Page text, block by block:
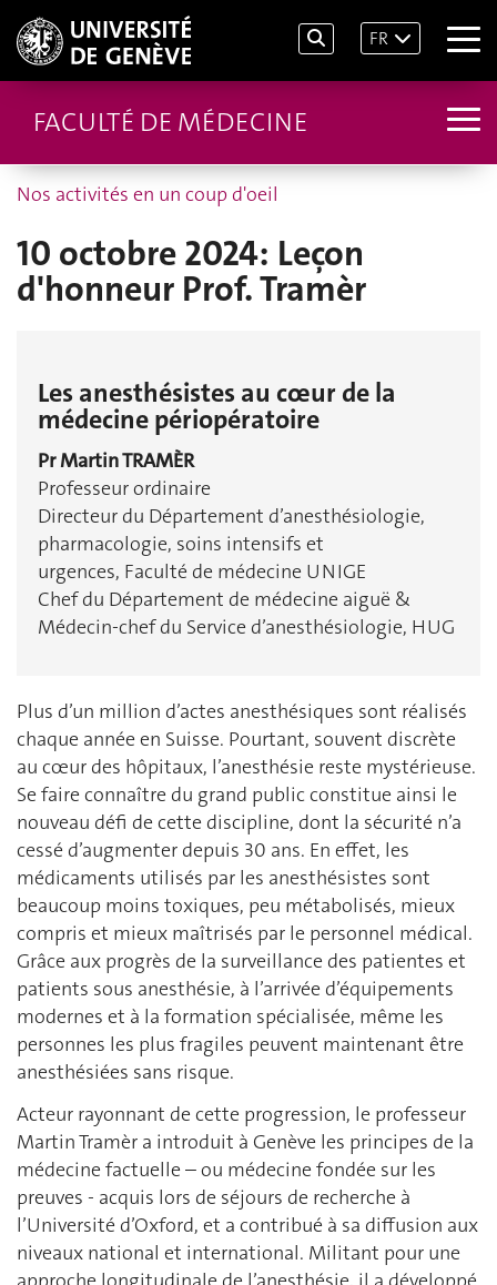
FR
FACULTÉ DE MÉDECINE
Nos activités en un coup d'oeil
10 octobre 2024: Leçon
d'honneur Prof. Tramèr
Les anesthésistes au cœur de la
médecine périopératoire
Pr Martin TRAMÈR
Professeur ordinaire
Directeur du Département d’anesthésiologie,
pharmacologie, soins intensifs et
urgences, Faculté de médecine UNIGE
Chef du Département de médecine aiguë &
Médecin-chef du Service d’anesthésiologie, HUG
Plus d’un million d’actes anesthésiques sont réalisés
chaque année en Suisse. Pourtant, souvent discrète
au cœur des hôpitaux, l’anesthésie reste mystérieuse.
Se faire connaître du grand public constitue ainsi le
nouveau défi de cette discipline, dont la sécurité n’a
cessé d’augmenter depuis 30 ans. En effet, les
médicaments utilisés par les anesthésistes sont
beaucoup moins toxiques, peu métabolisés, mieux
compris et mieux maîtrisés par le personnel médical.
Grâce aux progrès de la surveillance des patientes et
patients sous anesthésie, à l’arrivée d’équipements
modernes et à la formation spécialisée, même les
personnes les plus fragiles peuvent maintenant être
anesthésiées sans risque.
Acteur rayonnant de cette progression, le professeur
Martin Tramèr a introduit à Genève les principes de la
médecine factuelle – ou médecine fondée sur les
preuves - acquis lors de séjours de recherche à
l’Université d’Oxford, et a contribué à sa diffusion aux
niveaux national et international. Militant pour une